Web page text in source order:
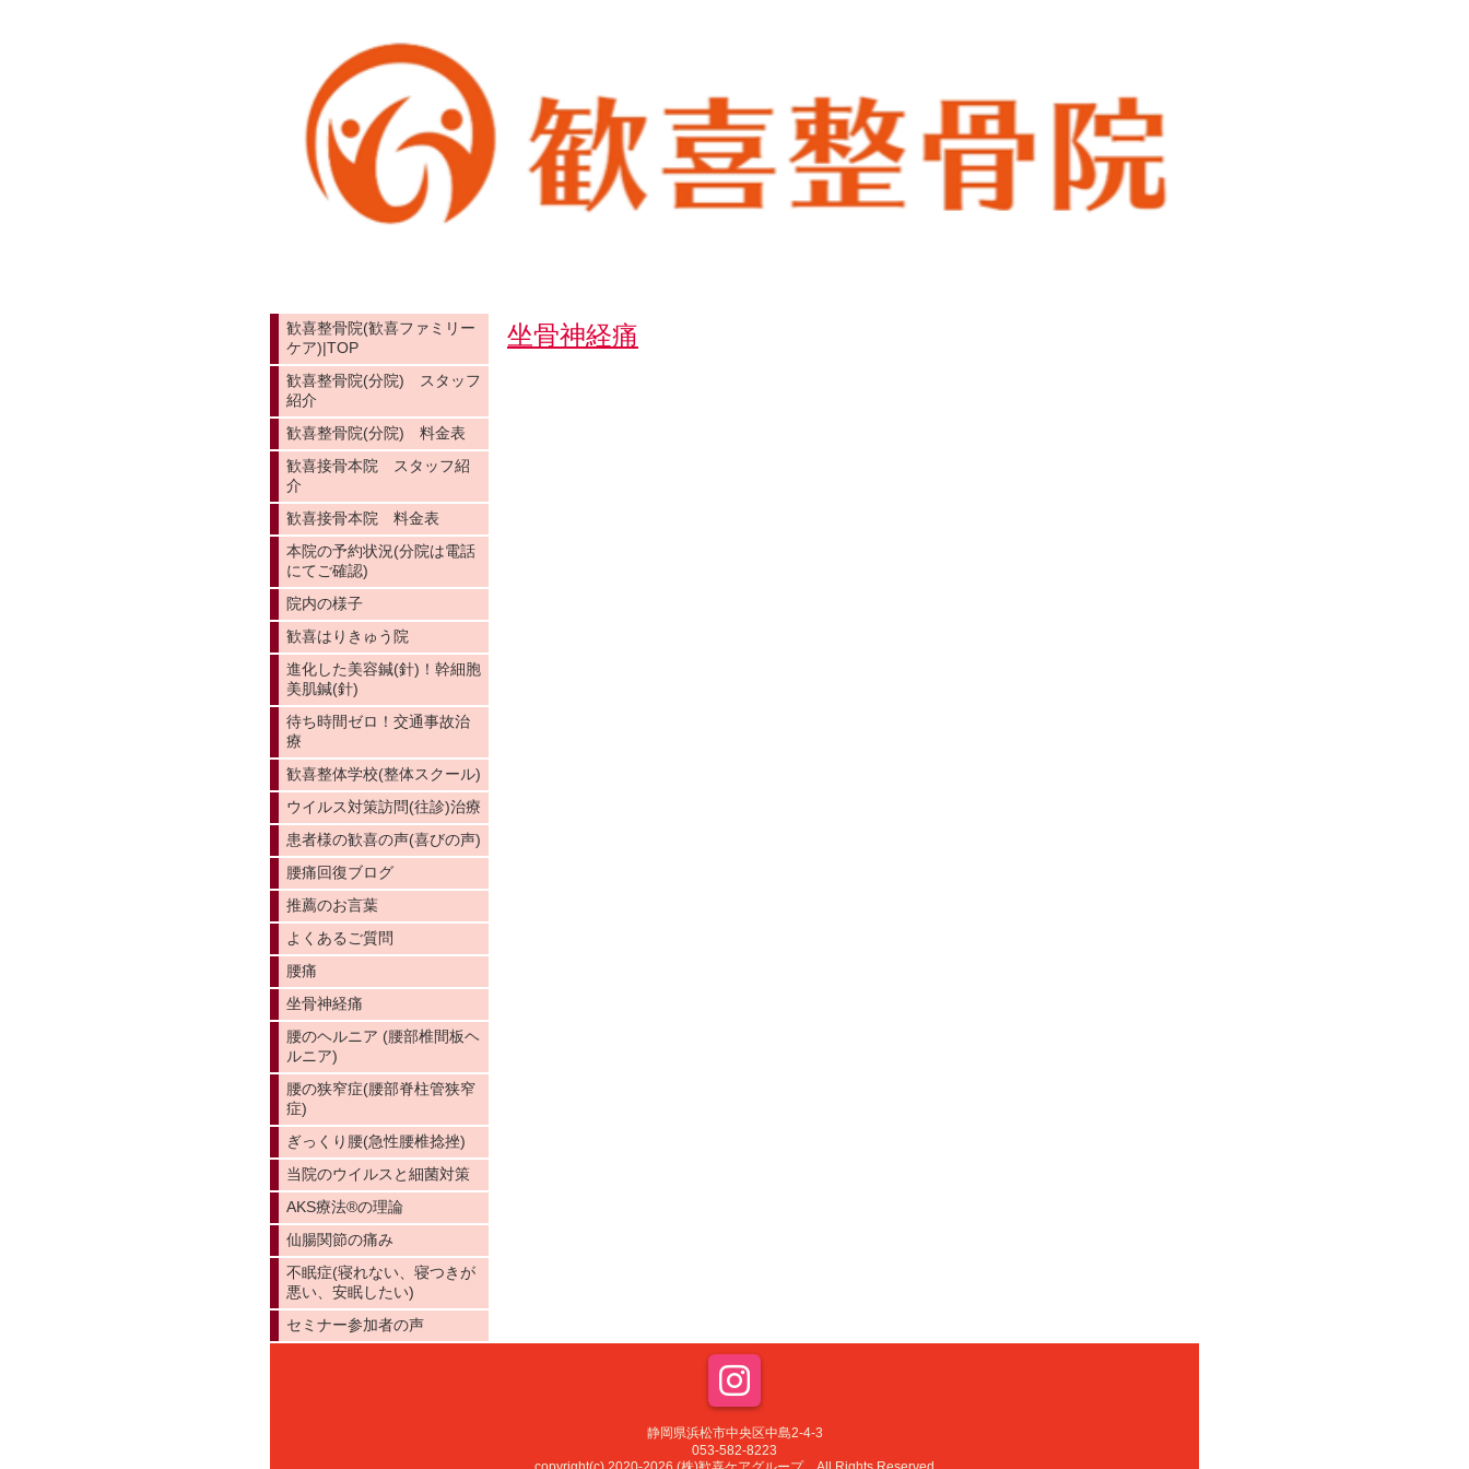
坐骨神経痛
歓喜整骨院(歓喜ファミリー
ケア)|TOP
歓喜整骨院(分院) スタッフ
紹介
歓喜整骨院(分院) 料金表
歓喜接骨本院 スタッフ紹
介
歓喜接骨本院 料金表
本院の予約状況(分院は電話
にてご確認)
院内の様子
歓喜はりきゅう院
進化した美容鍼(針)！幹細胞
美肌鍼(針)
待ち時間ゼロ！交通事故治
療
歓喜整体学校(整体スクール)
ウイルス対策訪問(往診)治療
患者様の歓喜の声(喜びの声)
腰痛回復ブログ
推薦のお言葉
よくあるご質問
腰痛
坐骨神経痛
腰のヘルニア (腰部椎間板ヘ
ルニア)
腰の狭窄症(腰部脊柱管狭窄
症)
ぎっくり腰(急性腰椎捻挫)
当院のウイルスと細菌対策
AKS療法®️の理論
仙腸関節の痛み
不眠症(寝れない、寝つきが
悪い、安眠したい)
セミナー参加者の声
静岡県浜松市中央区中島2-4-3
053-582-8223